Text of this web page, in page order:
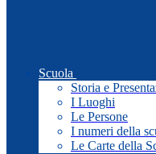
Scuola
Storia e
I Luoghi
Le Persone
I numeri della
Le Carte della